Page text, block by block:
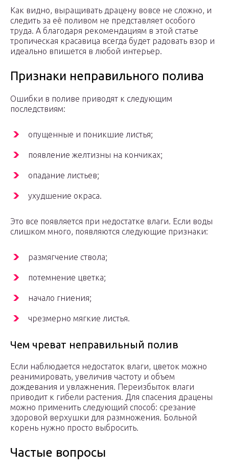
Как видно, выращивать драцену вовсе не сложно, и
следить за её поливом не представляет особого
труда. А благодаря рекомендациям в этой статье
тропическая красавица всегда будет радовать взор и
идеально впишется в любой интерьер.
Признаки неправильного полива
Ошибки в поливе приводят к следующим
последствиям:
опущенные и поникшие листья;
появление желтизны на кончиках;
опадание листьев;
ухудшение окраса.
Это все появляется при недостатке влаги. Если воды
слишком много, появляются следующие признаки:
размягчение ствола;
потемнение цветка;
начало гниения;
чрезмерно мягкие листья.
Чем чреват неправильный полив
Если наблюдается недостаток влаги, цветок можно
реанимировать, увеличив частоту и объем
дождевания и увлажнения. Переизбыток влаги
приводит к гибели растения. Для спасения драцены
можно применить следующий способ: срезание
здоровой верхушки для размножения. Больной
корень нужно просто выбросить.
Частые вопросы